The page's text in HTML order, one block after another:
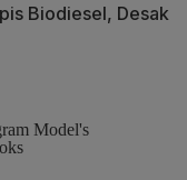
Biodiesel, Desak